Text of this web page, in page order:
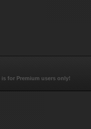
is for Premium users only!